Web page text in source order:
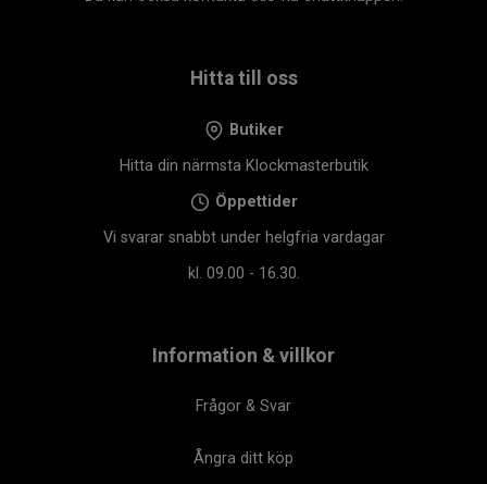
Hitta till oss
Butiker
Hitta din närmsta Klockmasterbutik
Öppettider
Vi svarar snabbt under helgfria vardagar
kl. 09.00 - 16.30.
Information & villkor
Frågor & Svar
Ångra ditt köp